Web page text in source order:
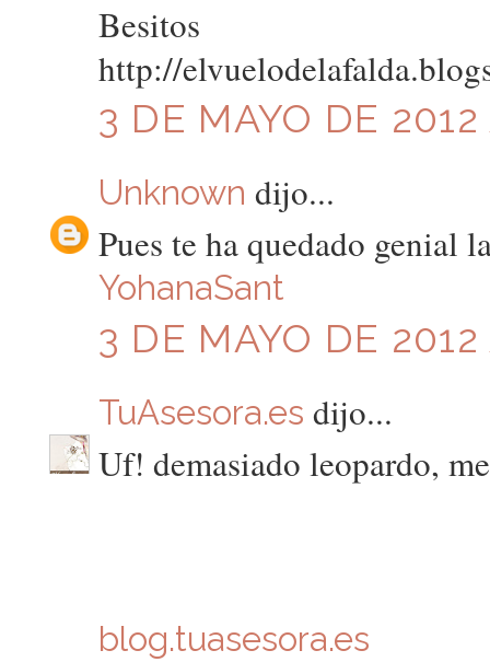
Besitos
http://
3 DE MAYO DE
Unknown dijo...
Pues te ha quedado genial
YohanaSant
3 DE MAYO DE
TuAsesora.es dijo...
Uf! demasiado leopardo,
blog.tuasesora.es